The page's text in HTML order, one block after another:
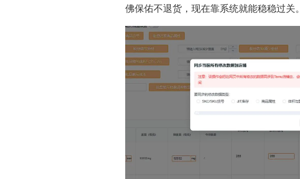
佛保佑不退货，现在靠系统就能稳稳过关。